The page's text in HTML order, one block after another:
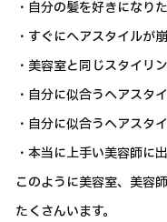
・自分の髪を好きになり
・すぐにヘアスタイルが
・美容室と同じスタイリ
・自分に似合うヘアスタ
・自分に似合うヘアスタ
・本当に上手い美容師に
このように美容室、美容
たくさんいます。